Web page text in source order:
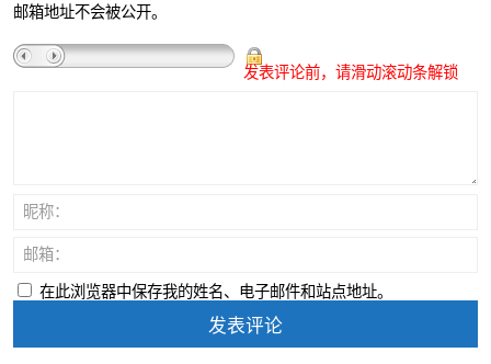
邮箱地址不会被公开。
发表评论前，请滑动滚动条解锁
昵称：
邮箱：
在此浏览器中保存我的姓名、电子邮件和站点地址。